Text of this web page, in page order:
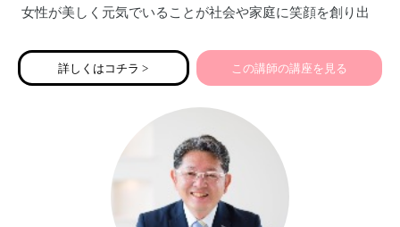
女性が美しく元気でいることが社会や家庭に笑顔を創り出
フェムエアを伝え始めて３年、多くの生徒さんに伝え喜ん
でもらってます♪
詳しくはコチラ > この講師の講座を見る